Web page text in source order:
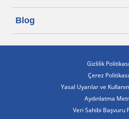
Blog
Gizlilik Politikası
Çerez Politikası
Yasal Uyarılar ve
Aydınlatma
Veri Sahibi Başvuru